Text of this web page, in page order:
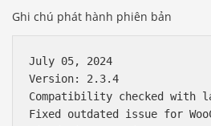
Ghi chú phát hành phiên bản
July 05, 2024
Version: 2.3.4
Compatibility checked with
Fixed outdated issue for